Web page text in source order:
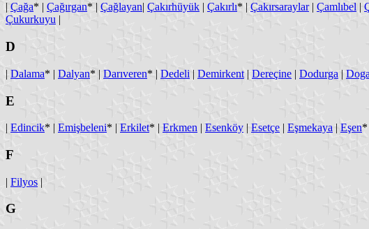
| Çağa* | Çağırgan* | Çağlayan| Çakırhüyük | Çakırlı* | Çakırsaraylar| Çamlıbel |
Çukurkuyu |
D
| Dalama* | Dalyan* | Darıveren* | Dedeli | Demirkent| Dereçine | Dodurga |
E
| Edincik* | Emişbeleni* | Erkilet* | Erkmen | Esenköy | Esetçe | Eşmekaya | Eşen*
F
| Filyos |
G